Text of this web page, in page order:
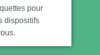
pour
dispositifs